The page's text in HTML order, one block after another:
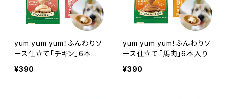
yum yum yum！ふんわりソ
ース仕立て「チキン」6本入
り
¥390
yum yum yum！ふんわりソ
ース仕立て「馬肉」6本入り
¥390